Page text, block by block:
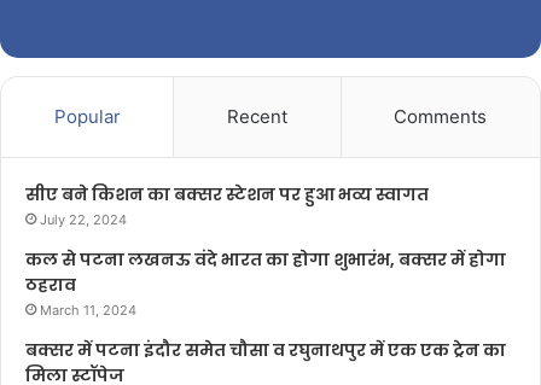
Popular Recent Comments
सीए बने किशन का बक्सर स्टेशन पर हुआ भव्य स्वागत
July 22, 2024
कल से पटना लखनऊ वंदे भारत का होगा शुभारंभ, बक्सर में होगा
ठहराव
March 11, 2024
बक्सर में पटना इंदौर समेत चौसा व रघुनाथपुर में एक एक ट्रेन का
मिला स्टॉपेज